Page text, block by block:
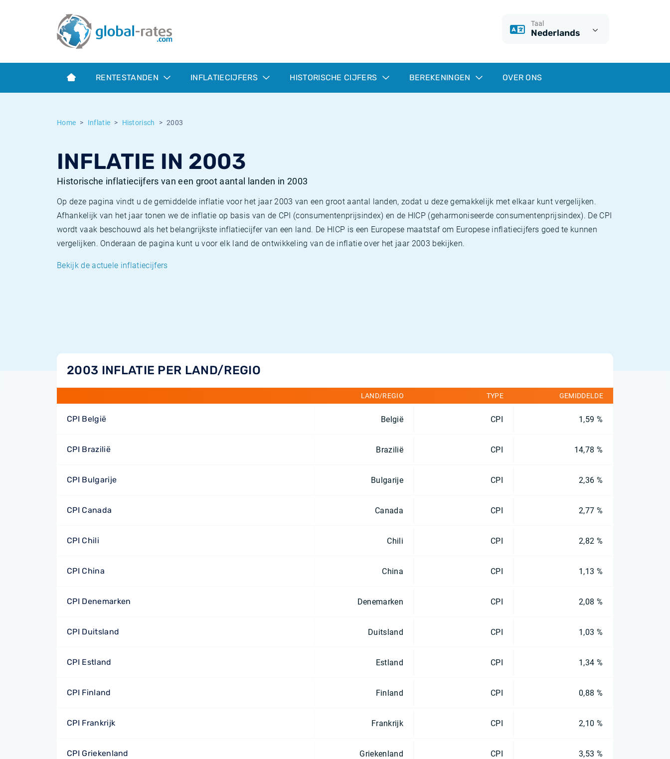
Taal
Nederlands
RENTESTANDEN INFLATIECIJFERS HISTORISCHE CIJFERS BEREKENINGEN OVER ONS
Home Inflatie Historisch 2003
INFLATIE IN 2003
Historische inflatiecijfers van een groot aantal landen in 2003
Op deze pagina vindt u de gemiddelde inflatie voor het jaar 2003 van een groot aantal landen, zodat u deze gemakkelijk met elkaar kunt vergelijken.
Afhankelijk van het jaar tonen we de inflatie op basis van de CPI (consumentenprijsindex) en de HICP (geharmoniseerde consumentenprijsindex). De CPI
wordt vaak beschouwd als het belangrijkste inflatiecijfer van een land. De HICP is een Europese maatstaf om Europese inflatiecijfers goed te kunnen
vergelijken. Onderaan de pagina kunt u voor elk land de ontwikkeling van de inflatie over het jaar 2003 bekijken.
Bekijk de actuele inflatiecijfers
2003 INFLATIE PER LAND/REGIO
LAND/REGIO TYPE GEMIDDELDE
CPI België België CPI 1,59 %
CPI Brazilië Brazilië CPI 14,78 %
CPI Bulgarije Bulgarije CPI 2,36 %
CPI Canada Canada CPI 2,77 %
CPI Chili Chili CPI 2,82 %
CPI China China CPI 1,13 %
CPI Denemarken Denemarken CPI 2,08 %
CPI Duitsland Duitsland CPI 1,03 %
CPI Estland Estland CPI 1,34 %
CPI Finland Finland CPI 0,88 %
CPI Frankrijk Frankrijk CPI 2,10 %
CPI Griekenland Griekenland CPI 3,53 %
Term SOFR
Wat is CPI inflatie?
Wat is HICP inflatie?
Europese inflatie - HICP
Euribor historie
ESTER historie
Historische inflatie
Inflatiecalculator